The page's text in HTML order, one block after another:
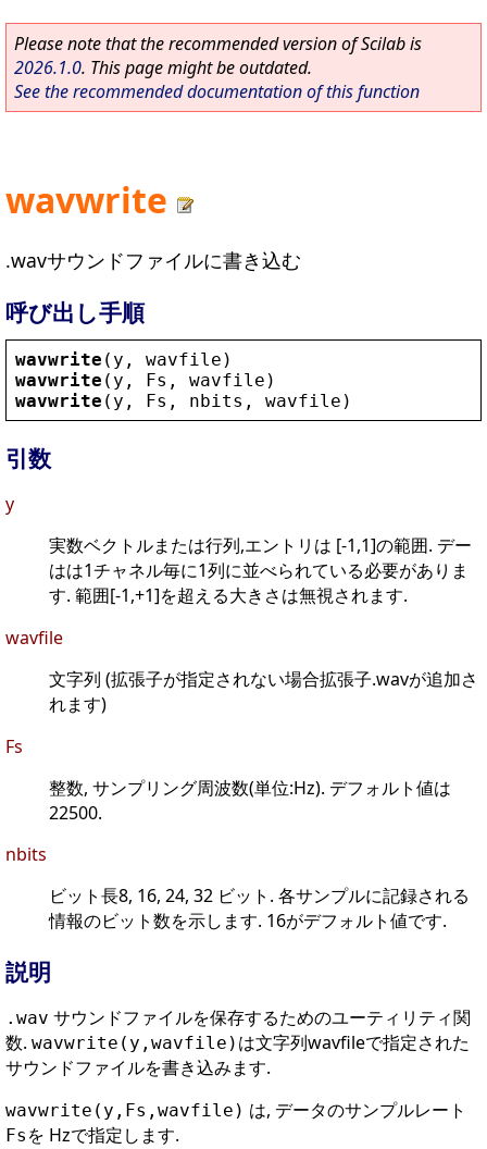
Please note that the recommended version of Scilab is
2026.1.0. This page might be outdated.
See the recommended documentation of this function
wavwrite
.wavサウンドファイルに書き込む
呼び出し手順
wavwrite ( y , wavfile )
wavwrite ( y , Fs , wavfile )
wavwrite ( y , Fs , nbits , wavfile )
引数
y
実数ベクトルまたは行列,エントリは [-1,1]の範囲. デー
はは1チャネル毎に1列に並べられている必要がありま
す. 範囲[-1,+1]を超える大きさは無視されます.
wavfile
文字列 (拡張子が指定されない場合拡張子.wavが追加さ
れます)
Fs
整数, サンプリング周波数(単位:Hz). デフォルト値は
22500.
nbits
ビット長8, 16, 24, 32 ビット. 各サンプルに記録される
情報のビット数を示します. 16がデフォルト値です.
説明
.wav サウンドファイルを保存するためのユーティリティ関
数. wavwrite(y,wavfile) は文字列wavfileで指定された
サウンドファイルを書き込みます.
wavwrite(y,Fs,wavfile) は, データのサンプルレート
Fs を Hzで指定します.